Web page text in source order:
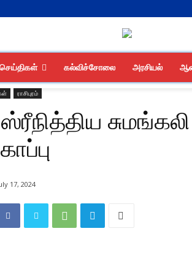
கல்விச்சோலை அரசியல்
ராசிபுரம்
ஸ்ரீநித்திய
17, 2024